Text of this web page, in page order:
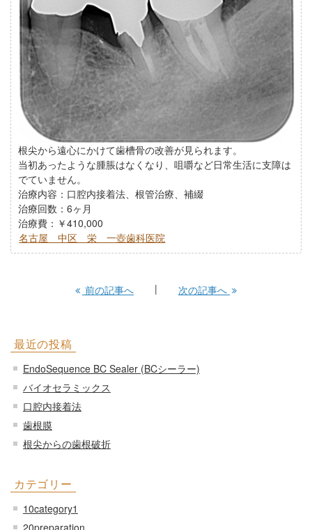
根尖から遠心にかけて歯槽骨の改善が見られます。
当初あったような腫脹はなくなり、咀嚼など日常生活に支障は
でていません。
治療内容：口腔内接着法、根管治療、補綴
治療回数：6ヶ月
治療費：￥410,000
名古屋 中区 栄 一壺歯科医院
前の記事へ 次の記事へ
最近の投稿
EndoSequence BC Sealer (BCシーラー)
バイオセラミックス
口腔内接着法
歯根膜
根尖からの歯根破折
カテゴリー
10category1
20preparation